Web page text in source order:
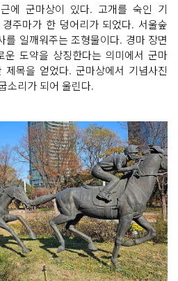
에 군마상이 있다. 고개를 숙인 기
주마가 한 덩어리가 되었다. 서울숲
를 일깨워주는 조형물이다. 경마 장면
운 도약을 상징한다는 의미에서 군마
목을 얻었다. 군마상에서 기념사진
소리가 되어 울린다.